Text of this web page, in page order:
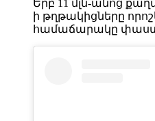
Երբ 11 մլն-անոց
ի թղթակիցները
համաճարակը